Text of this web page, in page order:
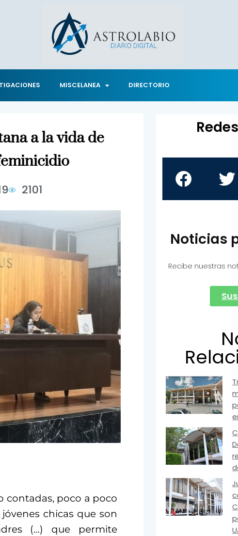
MISCELANEA DIRECTORIO
a la vida de
2101
contadas, poco a poco
chicas que son
(…) que permite
Noticias
Recibe nuestras